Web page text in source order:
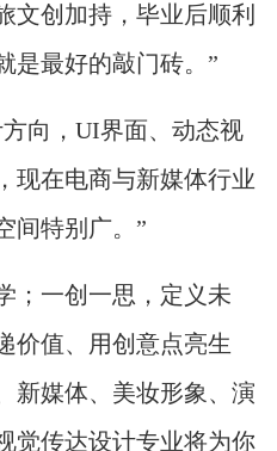
文创加持，毕业后顺利
是最好的敲门砖。”
向，UI界面、动态视
现在电商与新媒体行业
间特别广。”
；一创一思，定义未
价值、用创意点亮生
新媒体、美妆形象、演
觉传达设计专业将为你